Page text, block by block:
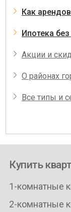
Как
Ипотека
Акции и
О районах
Все типы и
Купить
1-комнатные
2-комнатные